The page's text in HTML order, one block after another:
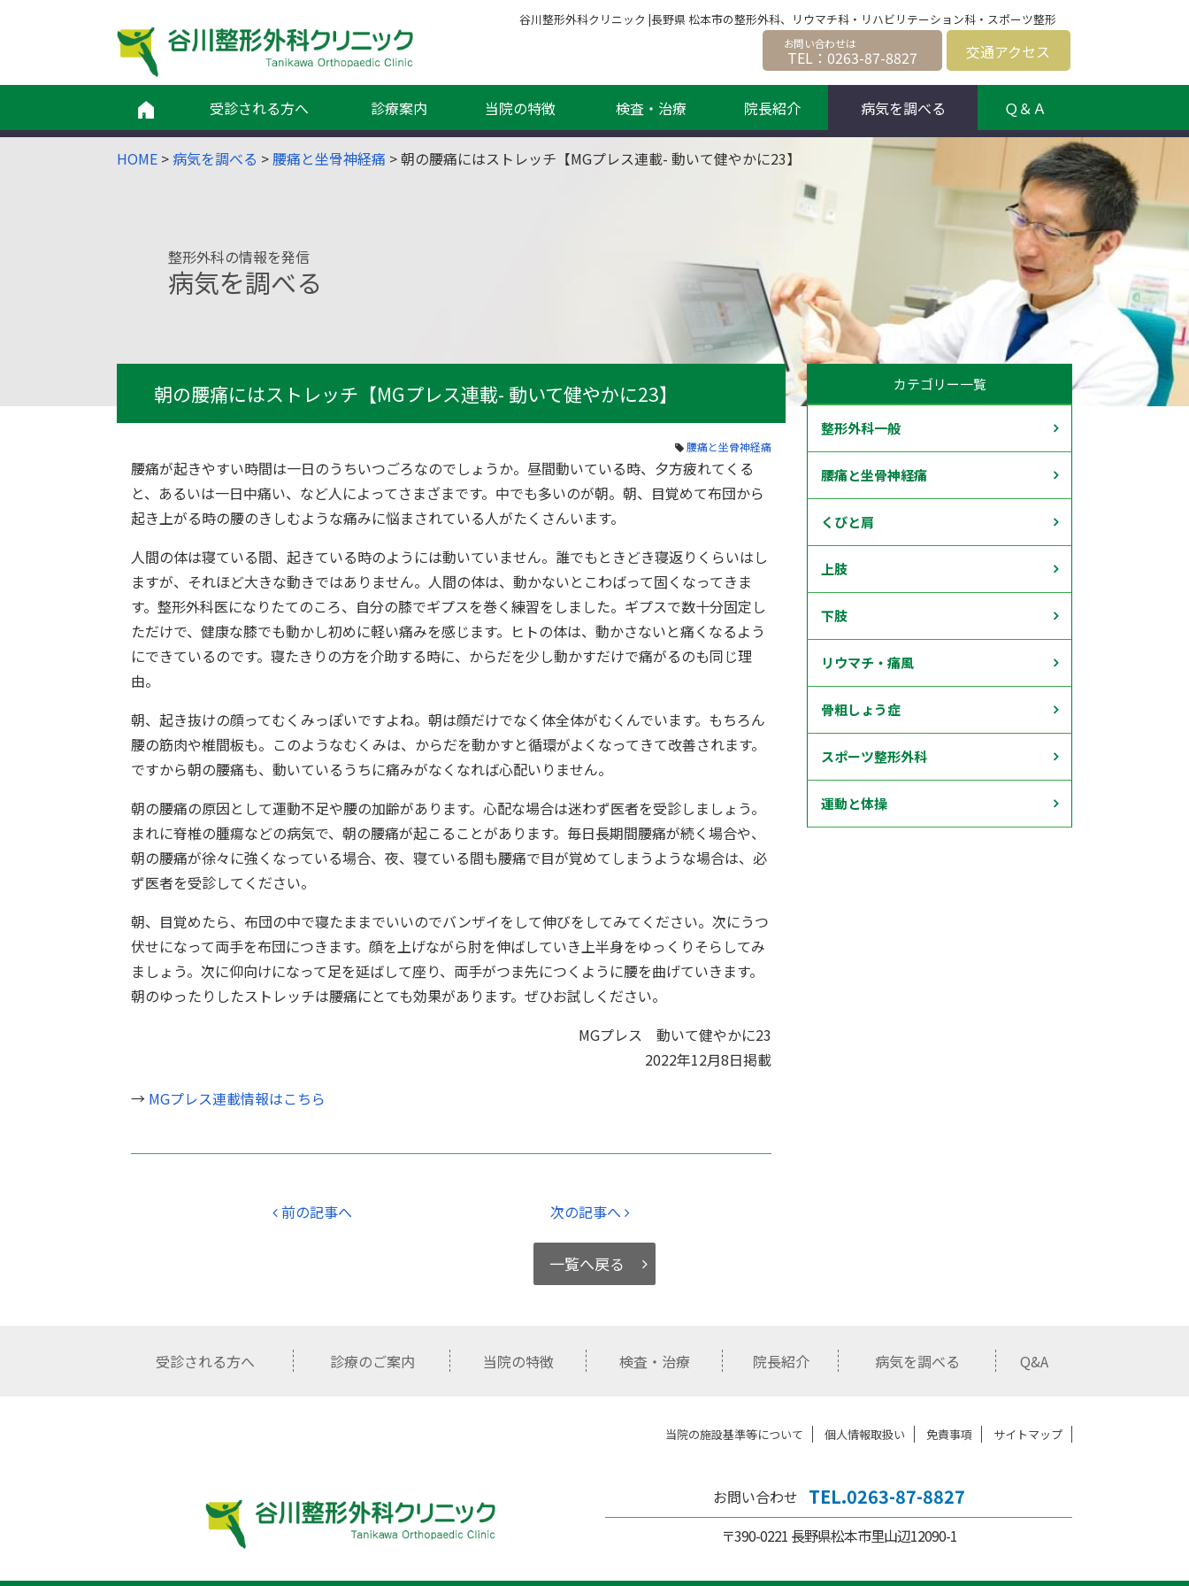
谷川整形外科クリニック |長野県 松本市の整形外科、リウマチ科・リハビリテーション科・スポーツ整形
TEL：0263-87-8827 交通アクセス
受診される方へ 診療案内 当院の特徴 検査・治療 院長紹介 病気を調べる Ｑ＆Ａ
HOME >病気を調べる >腰痛と坐骨神経痛 >朝の腰痛にはストレッチ【MGプレス連載- 動いて健やかに23】
整形外科の情報を発信
病気を調べる
朝の腰痛にはストレッチ【MGプレス連載- 動いて健やかに23】
腰痛と坐骨神経痛
腰痛が起きやすい時間は一日のうちいつごろなのでしょうか。昼間動いている時、夕方疲れてくる
と、あるいは一日中痛い、など人によってさまざまです。中でも多いのが朝。朝、目覚めて布団から
起き上がる時の腰のきしむような痛みに悩まされている人がたくさんいます。
人間の体は寝ている間、起きている時のようには動いていません。誰でもときどき寝返りくらいはし
ますが、それほど大きな動きではありません。人間の体は、動かないとこわばって固くなってきま
す。整形外科医になりたてのころ、自分の膝でギプスを巻く練習をしました。ギプスで数十分固定し
ただけで、健康な膝でも動かし初めに軽い痛みを感じます。ヒトの体は、動かさないと痛くなるよう
にできているのです。寝たきりの方を介助する時に、からだを少し動かすだけで痛がるのも同じ理
由。
朝、起き抜けの顔ってむくみっぽいですよね。朝は顔だけでなく体全体がむくんでいます。もちろん
腰の筋肉や椎間板も。このようなむくみは、からだを動かすと循環がよくなってきて改善されます。
ですから朝の腰痛も、動いているうちに痛みがなくなれば心配いりません。
朝の腰痛の原因として運動不足や腰の加齢があります。心配な場合は迷わず医者を受診しましょう。
まれに脊椎の腫瘍などの病気で、朝の腰痛が起こることがあります。毎日長期間腰痛が続く場合や、
朝の腰痛が徐々に強くなっている場合、夜、寝ている間も腰痛で目が覚めてしまうような場合は、必
ず医者を受診してください。
朝、目覚めたら、布団の中で寝たままでいいのでバンザイをして伸びをしてみてください。次にうつ
伏せになって両手を布団につきます。顔を上げながら肘を伸ばしていき上半身をゆっくりそらしてみ
ましょう。次に仰向けになって足を延ばして座り、両手がつま先につくように腰を曲げていきます。
朝のゆったりしたストレッチは腰痛にとても効果があります。ぜひお試しください。
MGプレス 動いて健やかに23
2022年12月8日掲載
→ MGプレス連載情報はこちら
前の記事へ 次の記事へ
カテゴリー一覧
整形外科一般
腰痛と坐骨神経痛
くびと肩
上肢
下肢
リウマチ・痛風
骨粗しょう症
スポーツ整形外科
運動と体操
一覧へ戻る
受診される方へ 診療のご案内 当院の特徴 検査・治療 院長紹介 病気を調べる Q&A
当院の施設基準等について 個人情報取扱い 免責事項 サイトマップ
お問い合わせ TEL.0263-87-8827
〒390-0221 長野県松本市里山辺12090-1